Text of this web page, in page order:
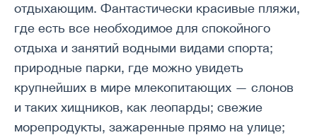
отдыхающим. Фантастически красивые пляжи,
где есть все необходимое для спокойного
отдыха и занятий водными видами спорта;
природные парки, где можно увидеть
крупнейших в мире млекопитающих — слонов
и таких хищников, как леопарды; свежие
морепродукты, зажаренные прямо на улице;